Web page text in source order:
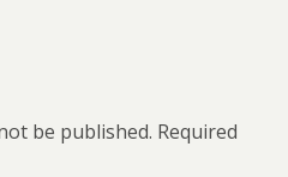
be published. Required